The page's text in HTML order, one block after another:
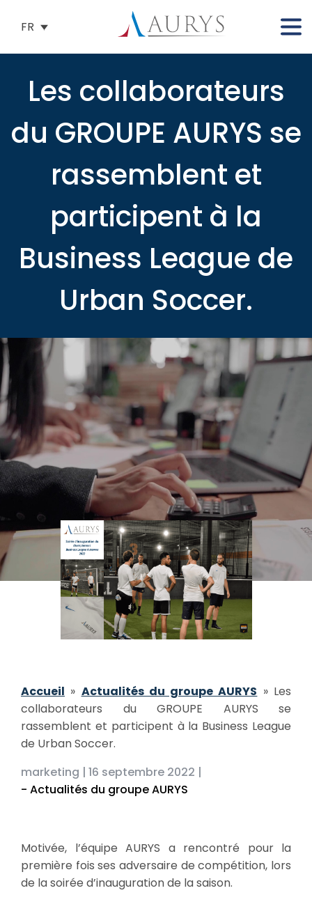
FR
Les collaborateurs
du GROUPE AURYS se
rassemblent et
participent à la
Business League de
Urban Soccer.
Accueil » Actualités du groupe AURYS » Les
collaborateurs du GROUPE AURYS se
rassemblent et participent à la Business League
de Urban Soccer.
marketing | 16 septembre 2022 |
- Actualités du groupe AURYS
Motivée, l’équipe AURYS a rencontré pour la
première fois ses adversaire de compétition, lors
de la soirée d’inauguration de la saison.